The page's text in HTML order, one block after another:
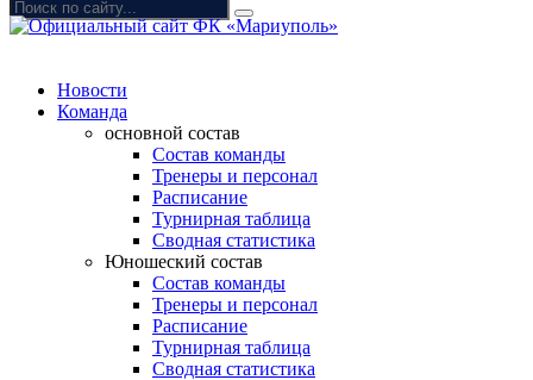
Новости
Команда
основной состав
Состав команды
Тренеры и персонал
Расписание
Турнирная таблица
Сводная статистика
Юношеский состав
Состав команды
Тренеры и персонал
Расписание
Турнирная таблица
Сводная статистика